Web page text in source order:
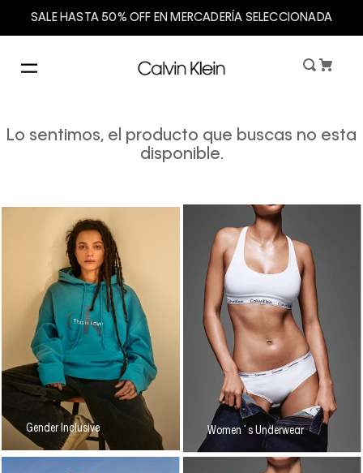
SALE HASTA 50% OFF EN MERCADERÍA SELECCIONADA
Lo sentimos, el producto que buscas no esta
disponible.
Gender Inclusive Women´s Underwear